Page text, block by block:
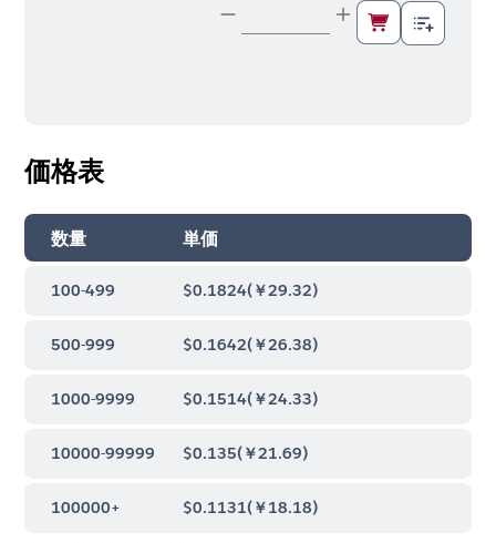
価格表
数量 単価
100-499 $0.1824(￥29.32)
500-999 $0.1642(￥26.38)
1000-9999 $0.1514(￥24.33)
10000-99999 $0.135(￥21.69)
100000+ $0.1131(￥18.18)